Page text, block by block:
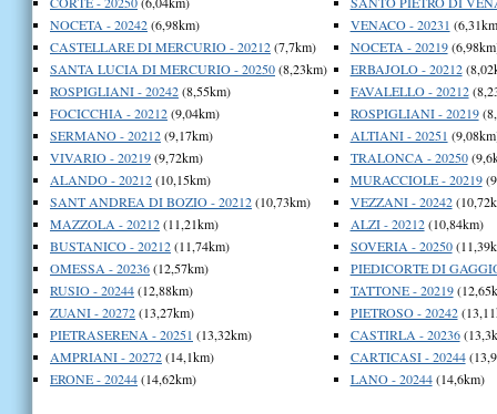
NOCETA - 20242(6,98km)
CASTELLARE DI MERCURIO - 20212(7,7km)
SANTA LUCIA DI MERCURIO - 20250(8,23km)
ROSPIGLIANI - 20242(8,55km)
FOCICCHIA - 20212(9,04km)
SERMANO - 20212(9,17km)
VIVARIO - 20219(9,72km)
ALANDO - 20212(10,15km)
SANT ANDREA DI BOZIO - 20212(10,73km)
MAZZOLA - 20212(11,21km)
BUSTANICO - 20212(11,74km)
OMESSA - 20236(12,57km)
RUSIO - 20244(12,88km)
ZUANI - 20272(13,27km)
PIETRASERENA - 20251 (13,32km)
AMPRIANI - 20272(14,1km)
ERONE - 20244(14,62km)
VENACO - 20231
NOCETA - 20219
ERBAJOLO - 20212
FAVALELLO - 20212
ROSPIGLIANI - 20219
ALTIANI - 20251
TRALONCA - 20250
MURACCIOLE - 20219
VEZZANI - 20242
ALZI - 20212(10,84km)
SOVERIA - 20250
PIEDICORTE DI
TATTONE - 20219
PIETROSO - 20242
CASTIRLA - 20236
CARTICASI - 20244
LANO - 20244(14,6km)